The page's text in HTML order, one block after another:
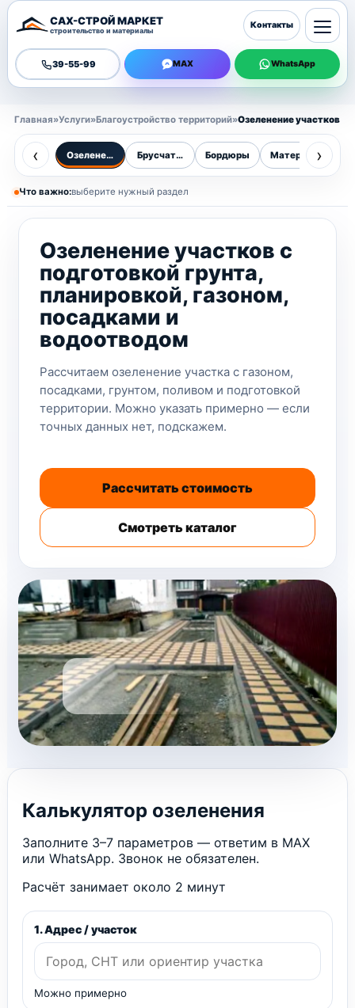
САХ-СТРОЙ МАРКЕТ
строительство и материалы
39-55-99 MAX WhatsApp
Контакты
Главная»Услуги»Благоустройство территорий»Озеленение участков
‹ Озеленение участков
Брусчатка Бордюры Материалы
›
Что важно:выберите нужный раздел
Озеленение участков с
подготовкой грунта,
планировкой, газоном,
посадками и
водоотводом
Рассчитаем озеленение участка с газоном,
посадками, грунтом, поливом и подготовкой
территории. Можно указать примерно — если
точных данных нет, подскажем.
Рассчитать стоимость
Смотреть каталог
Калькулятор озеленения
Заполните 3–7 параметров — ответим в MAX
или WhatsApp. Звонок не обязателен.
Расчёт занимает около 2 минут
1. Адрес / участок
Можно примерно